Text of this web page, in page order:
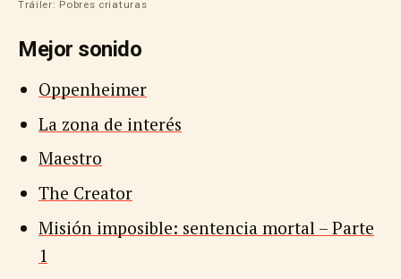
Tráiler: Pobres criaturas
Mejor sonido
Oppenheimer
La zona de interés
Maestro
The Creator
Misión imposible: sentencia mortal – Parte
1